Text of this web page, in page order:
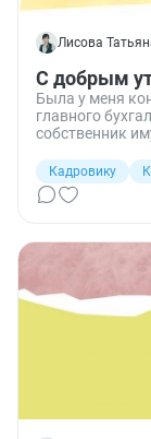
Лисова
С добрым
Была у меня
главного
собственник
Кадровику